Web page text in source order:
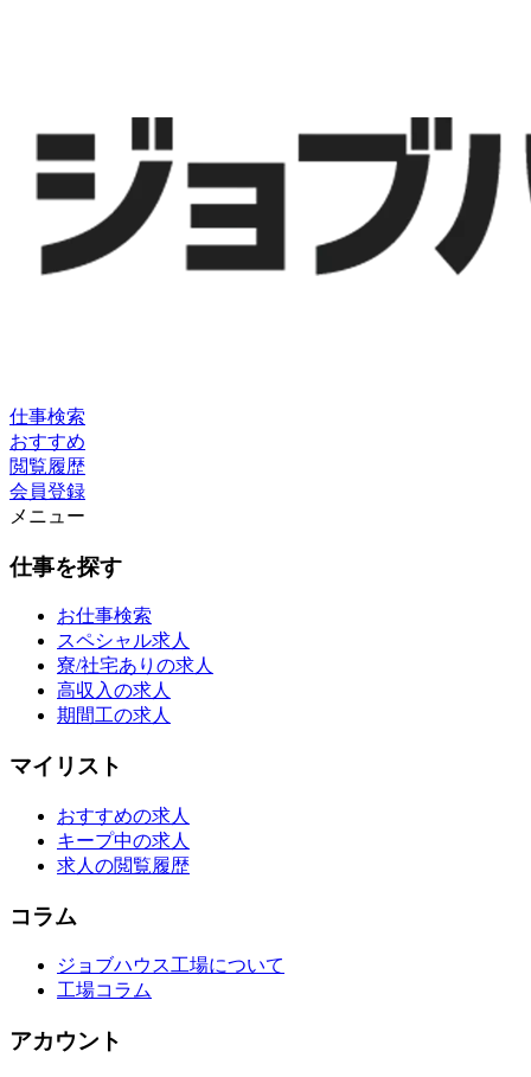
仕事検索
おすすめ
閲覧履歴
会員登録
メニュー
仕事を探す
お仕事検索
スペシャル求人
寮/社宅ありの求人
高収入の求人
期間工の求人
マイリスト
おすすめの求人
キープ中の求人
求人の閲覧履歴
コラム
ジョブハウス工場について
工場コラム
アカウント